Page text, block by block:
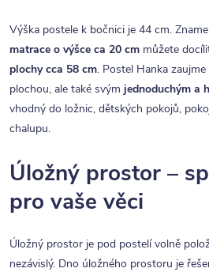
Výška postele k bočnici je 44 cm.
matrace o výšce ca 20 cm můžete
plochy cca 58 cm. Postel Hanka
plochou, ale také svým jednoduchým a
vhodný do ložnic, dětských pokojů,
chalupu.
Úložný prostor –
pro vaše věci
Úložný prostor je pod postelí volně
nezávislý. Dno úložného prostoru je